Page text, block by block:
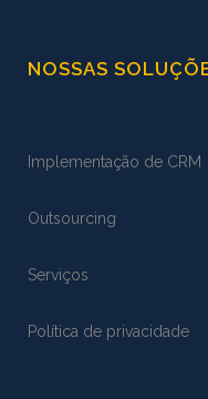
NOSSAS
Implementação de CRM
Outsourcing
Serviços
Política de privacidade